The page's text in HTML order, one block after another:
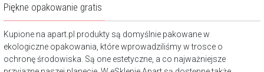
Piękne opakowanie gratis
Kupione na apart.pl produkty są domyślnie pakowane w
ekologiczne opakowania, które wprowadziliśmy w trosce o
ochronę środowiska. Są one estetyczne, a co najważniejsze